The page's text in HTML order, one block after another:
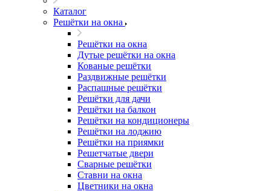
Каталог
Решётки на окна
Решётки на окна
Дутые решётки на окна
Кованые решётки
Раздвижные решётки
Распашные решётки
Решётки для дачи
Решётки на балкон
Решётки на кондиционеры
Решётки на лоджию
Решётки на приямки
Решетчатые двери
Сварные решётки
Ставни на окна
Цветники на окна